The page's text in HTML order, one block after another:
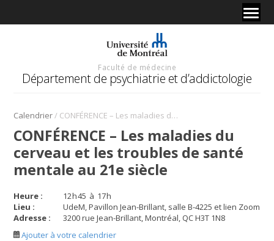
Faculté de médecine
Département de psychiatrie et d’addictologie
Calendrier/ CONFÉRENCE – Les maladies du cerveau et les troubles de santé mentale au 21e siècle
CONFÉRENCE – Les maladies du
cerveau et les troubles de santé
mentale au 21e siècle
Heure : 12h45 à 17h
Lieu :
UdeM, Pavillon Jean-Brillant, salle B-4225 et lien Zoom
Adresse :
3200 rue Jean-Brillant, Montréal, QC H3T 1N8
Ajouter à votre calendrier